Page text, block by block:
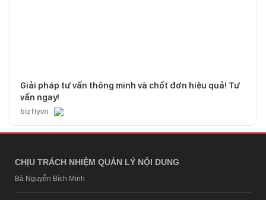
Giải pháp tư vấn thông minh và chốt đơn hiệu quả! Tư
vấn ngay!
bizfly.vn
CHỊU TRÁCH NHIỆM QUẢN LÝ NỘI DUNG
Bà Nguyễn Bích Minh